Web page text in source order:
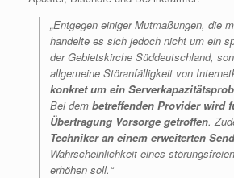
„Entgegen einiger Mutmaßungen, die
handelte es sich jedoch nicht um ein
der Gebietskirche Süddeutschland,
allgemeine Störanfälligkeit von
konkret um ein
Bei dem betreffenden Provider wird
Übertragung Vorsorge getroffen.
Techniker an einem erweiterten
Wahrscheinlichkeit eines
erhöhen soll.“